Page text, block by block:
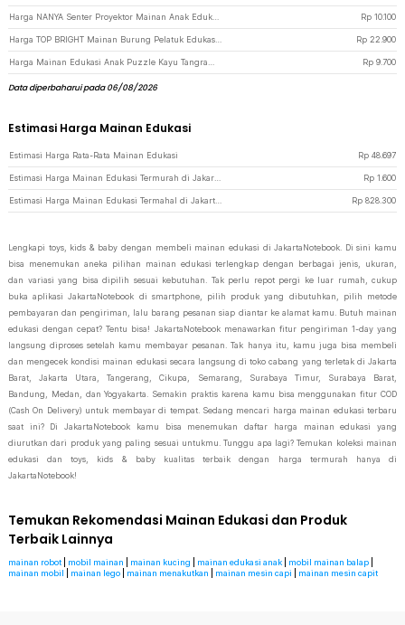
Rp 10.100
Rp 22.900
Rp 9.700
Data diperbaharui pada 06/08/2026
Estimasi Harga Mainan Edukasi
Estimasi Harga Rata-Rata Mainan Edukasi Rp 48.697
Rp 1.600
Rp 828.300
Lengkapi toys, kids & baby dengan membeli mainan edukasi di JakartaNotebook. Di sini kamu
bisa menemukan aneka pilihan mainan edukasi terlengkap dengan berbagai jenis, ukuran,
dan variasi yang bisa dipilih sesuai kebutuhan. Tak perlu repot pergi ke luar rumah, cukup
buka aplikasi JakartaNotebook di smartphone, pilih produk yang dibutuhkan, pilih metode
pembayaran dan pengiriman, lalu barang pesanan siap diantar ke alamat kamu. Butuh mainan
edukasi dengan cepat? Tentu bisa! JakartaNotebook menawarkan fitur pengiriman 1-day yang
langsung diproses setelah kamu membayar pesanan. Tak hanya itu, kamu juga bisa membeli
dan mengecek kondisi mainan edukasi secara langsung di toko cabang yang terletak di Jakarta
Barat, Jakarta Utara, Tangerang, Cikupa, Semarang, Surabaya Timur, Surabaya Barat,
Bandung, Medan, dan Yogyakarta. Semakin praktis karena kamu bisa menggunakan fitur COD
(Cash On Delivery) untuk membayar di tempat. Sedang mencari harga mainan edukasi terbaru
saat ini? Di JakartaNotebook kamu bisa menemukan daftar harga mainan edukasi yang
diurutkan dari produk yang paling sesuai untukmu. Tunggu apa lagi? Temukan koleksi mainan
edukasi dan toys, kids & baby kualitas terbaik dengan harga termurah hanya di
JakartaNotebook!
Temukan Rekomendasi Mainan Edukasi dan Produk
Terbaik Lainnya
mainan robot mobil mainan mainan kucing mainan edukasi anak mobil mainan balap
mainan mobil
mainan lego mainan menakutkan mainan mesin capi mainan mesin capit